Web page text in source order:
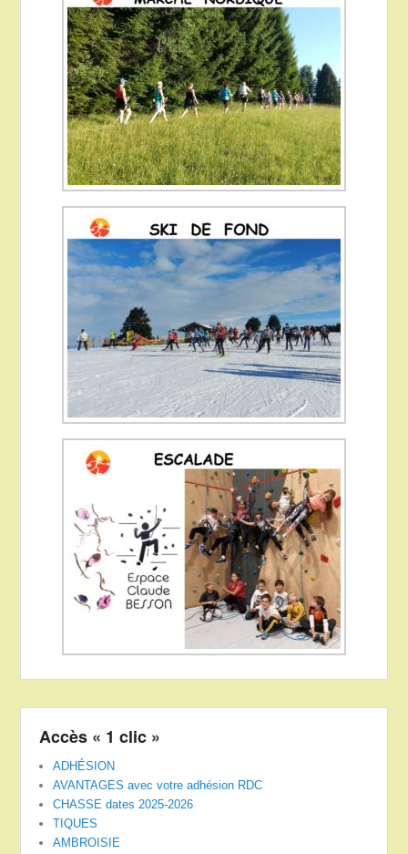
Accès « 1 clic »
ADHÉSION
AVANTAGES avec votre adhésion RDC
CHASSE dates 2025-2026
TIQUES
AMBROISIE